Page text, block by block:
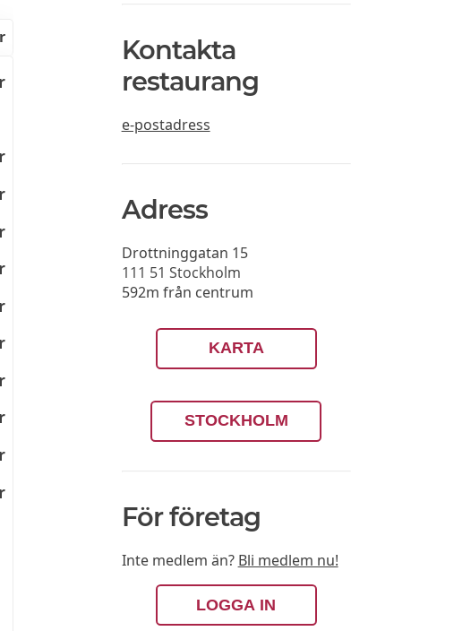
Kontakta
restaurang
e-postadress
Adress
Drottninggatan 15
111 51 Stockholm
592m från centrum
KARTA
STOCKHOLM
För företag
Inte medlem än? Bli medlem nu!
LOGGA IN